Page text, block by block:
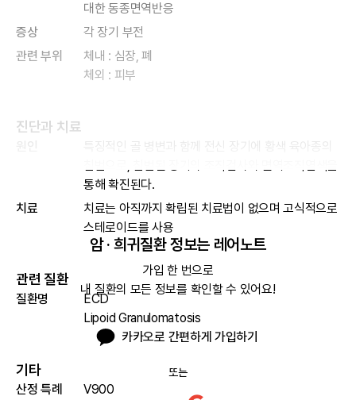
대한 동종면역반응
증상
각 장기 부전
관련 부위
체내 : 심장, 폐
체외 : 피부
진단과 치료
원인
특징적인 골 병변과 함께 전신 장기에 황색 육아종의
통해 확진된다.
치료
치료는 아직까지 확립된 치료법이 없으며 고식적으로
스테로이드를 사용
관련 질환
질환명
ECD
Lipoid Granulomatosis
기타
산정 특례
V900
암 · 희귀질환 정보는 레어노트
가입 한 번으로
내 질환의 모든 정보를 확인할 수 있어요!
카카오로 간편하게 가입하기
또는